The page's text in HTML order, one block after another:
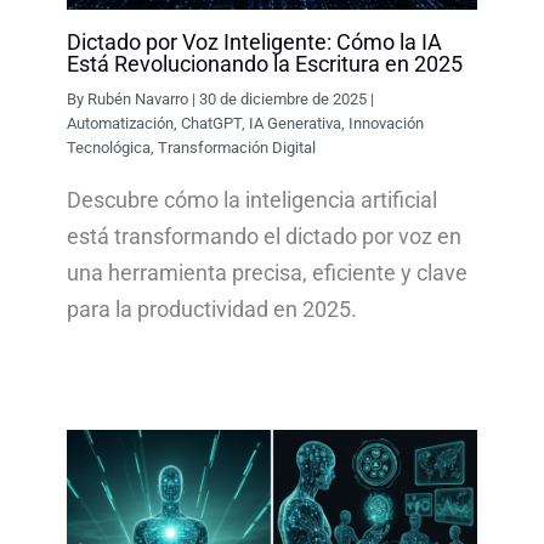
Dictado por Voz Inteligente: Cómo la IA
Está Revolucionando la Escritura en 2025
By Rubén Navarro |30 de diciembre de 2025 |
Automatización ,ChatGPT, IA Generativa Innovación
Tecnológica ,Transformación Digital
Descubre cómo la inteligencia artificial
está transformando el dictado por voz en
una herramienta precisa, eficiente y clave
para la productividad en 2025.